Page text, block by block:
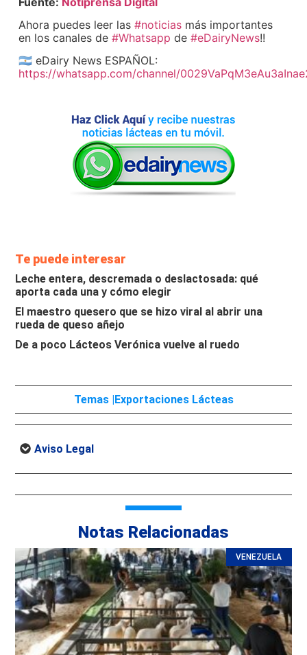
Ahora puedes leer las #noticias más importantes
en los canales de #Whatsapp de #eDairyNews!!
🇦🇷 eDairy News ESPAÑOL:
https://whatsapp.com/channel/
Te puede interesar
Leche entera, descremada o deslactosada: qué
aporta cada una y cómo elegir
El maestro quesero que se hizo viral al abrir una
rueda de queso añejo
De a poco Lácteos Verónica vuelve al ruedo
Temas |Exportaciones Lácteas
Aviso Legal
Notas Relacionadas
VENEZUELA